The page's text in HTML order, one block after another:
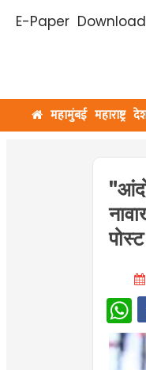
E-Paper
महामुंबई महाराष्ट्र